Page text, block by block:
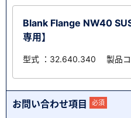
Blank Flange NW40
専用】
型式 ：32.640.340 製品
お問い合わせ項目 必須